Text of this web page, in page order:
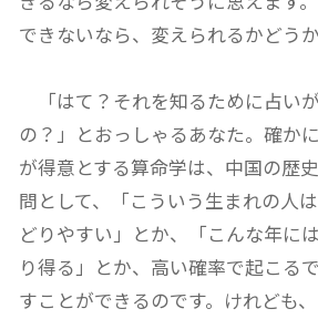
できないなら、変えられるかどう
「はて？それを知るために占い
の？」とおっしゃるあなた。確か
が得意とする算命学は、中国の歴
問として、「こういう生まれの人
どりやすい」とか、「こんな年に
り得る」とか、高い確率で起こる
すことができるのです。けれども